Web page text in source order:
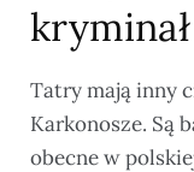
Tatry mają inny
Karkonosze. Są
obecne w